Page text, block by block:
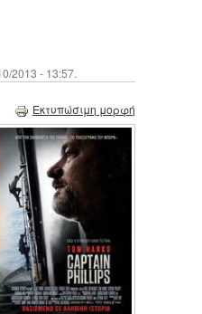
2013 - 13:57.
Εκτυπώσιμη μορφή